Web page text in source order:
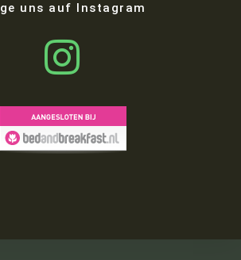
uns auf Instagram